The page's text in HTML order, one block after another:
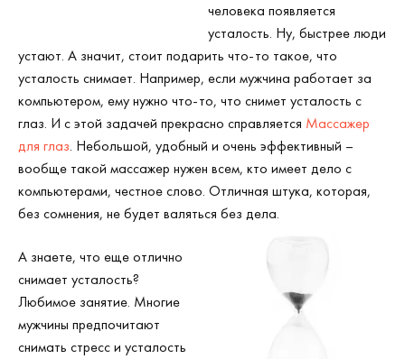
человека появляется
усталость. Ну, быстрее люди
устают. А значит, стоит подарить что-то такое, что
усталость снимает. Например, если мужчина работает за
компьютером, ему нужно что-то, что снимет усталость с
глаз. И с этой задачей прекрасно справляется Массажер
для глаз. Небольшой, удобный и очень эффективный –
вообще такой массажер нужен всем, кто имеет дело с
компьютерами, честное слово. Отличная штука, которая,
без сомнения, не будет валяться без дела.
А знаете, что еще отлично
снимает усталость?
Любимое занятие. Многие
мужчины предпочитают
снимать стресс и усталость